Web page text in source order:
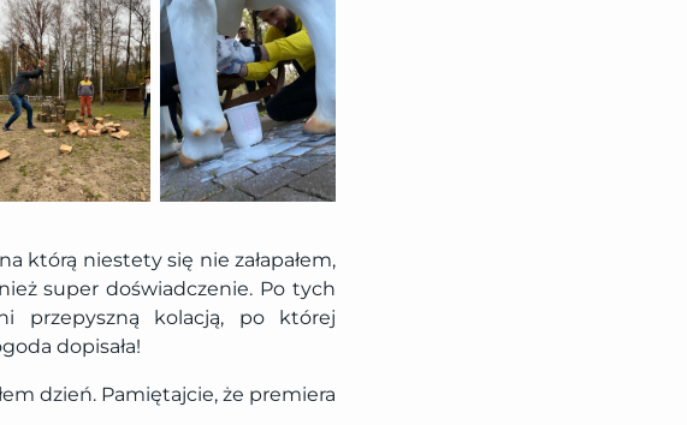
którą niestety się nie załapałem,
super doświadczenie. Po tych
przepyszną kolacją, po której
dopisała!
dzień. Pamiętajcie, że premiera